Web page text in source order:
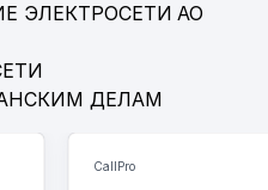
ЭЛЕКТРОСЕТИ АО
ДЕЛАМ
CallPro